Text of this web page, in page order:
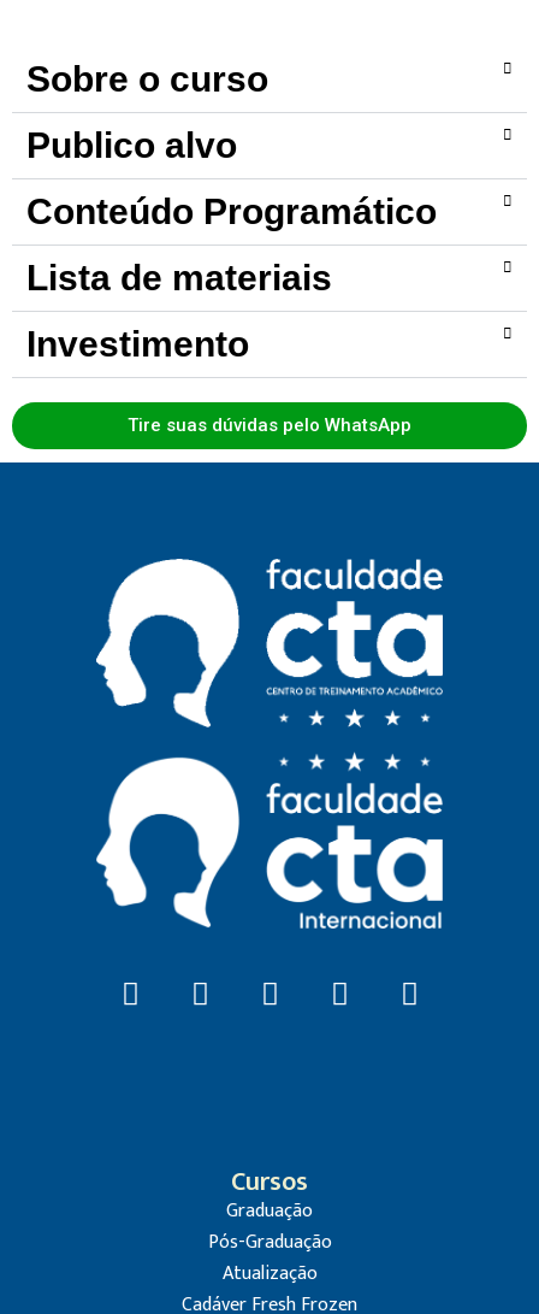
Sobre o curso
Publico alvo
Conteúdo Programático
Lista de materiais
Investimento
Tire suas dúvidas pelo WhatsApp
Cursos
Graduação
Pós-Graduação
Atualização
Cadáver Fresh Frozen